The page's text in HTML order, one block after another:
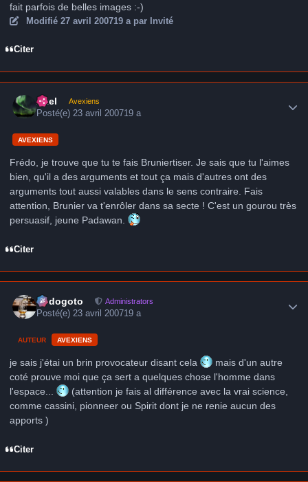
fait parfois de belles images :-)
Modifié 27 avril 200719 apar Invité
Citer
Axel Avexiens
Posté(e)23 avril 200719 a
AVEXIENS
Frédo, je trouve que tu te fais Bruniertiser. Je sais que tu l'aimes
bien, qu'il a des arguments et tout ça mais d'autres ont des
arguments tout aussi valables dans le sens contraire. Fais
attention, Brunier va t'enrôler dans sa secte ! C'est un gourou très
persuasif, jeune Padawan.
Citer
frédogoto Administrators
Posté(e)23 avril 200719 a
AUTEUR AVEXIENS
je sais j'étai un brin provocateur disant cela
mais d'un autre
coté prouve moi que ça sert a quelques chose l'homme dans
l'espace...
(attention je fais al différence avec la vrai science,
comme cassini, pionneer ou Spirit dont je ne renie aucun des
apports )
Citer